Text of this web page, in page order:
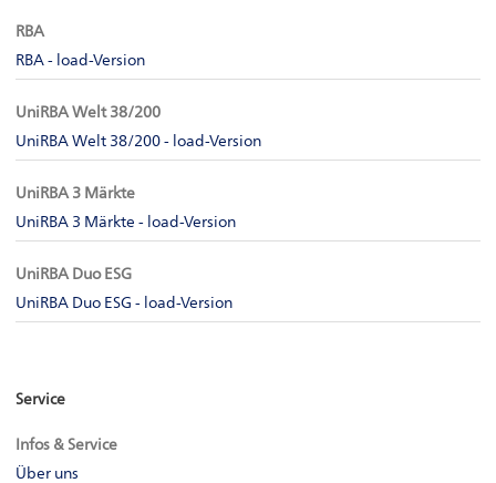
RBA
RBA - load-Version
UniRBA Welt 38/200
UniRBA Welt 38/200 - load-Version
UniRBA 3 Märkte
UniRBA 3 Märkte - load-Version
UniRBA Duo ESG
UniRBA Duo ESG - load-Version
Service
Infos & Service
Über uns